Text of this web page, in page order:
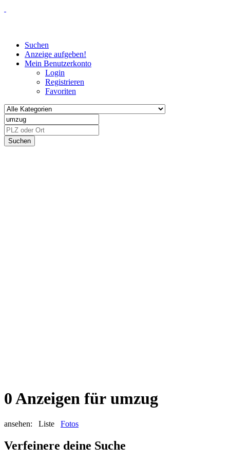
Suchen
Anzeige aufgeben!
Mein Benutzerkonto
Login
Registrieren
Favoriten
0 Anzeigen für umzug
ansehen: Liste Fotos
Verfeinere deine Suche